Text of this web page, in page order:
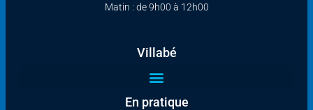
Matin : de 9h00 à 12h00
Villabé
En pratique